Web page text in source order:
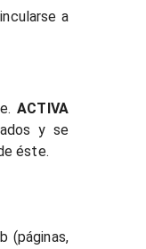
a
ACTIVA
y se
éste.
(páginas,